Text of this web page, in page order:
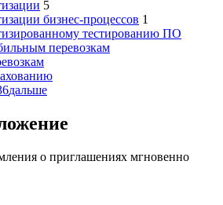
5
бизнес-процессов 1
тестированию ПО
перевозкам
дальше
о приглашениях мгновенно